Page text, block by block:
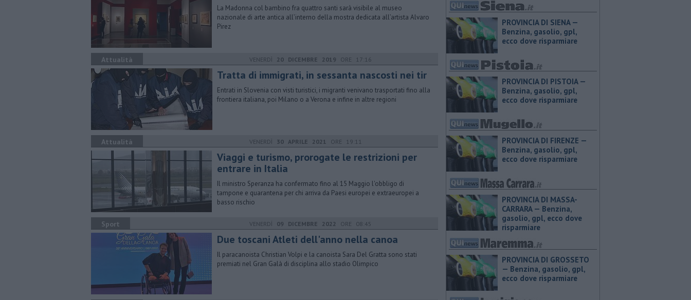
La Madonna col bambino fra quattro santi sarà visibile al museo
nazionale di arte antica all’interno della mostra dedicata all’artista Alvaro
Pirez
Attualità VENERDÌ 20 DICEMBRE 2019 ORE 17:16
Tratta di immigrati, in sessanta nascosti nei tir
Entrati in Slovenia con visti turistici, i migranti venivano trasportati fino alla
frontiera italiana, poi Milano o a Verona e infine in altre regioni
Attualità VENERDÌ 30 APRILE 2021 ORE 19:11
Viaggi e turismo, prorogate le restrizioni per
entrare in Italia
Il ministro Speranza ha confermato fino al 15 Maggio l'obbligo di
tampone e quarantena per chi arriva da Paesi europei e extraeuropei a
basso rischio
Sport VENERDÌ 09 DICEMBRE 2022 ORE 08:45
Due toscani Atleti dell'anno nella canoa
Il paracanoista Christian Volpi e la canoista Sara Del Gratta sono stati
premiati nel Gran Galà di disciplina allo stadio Olimpico
PROVINCIA DI SIENA — ​
Benzina, gasolio, gpl,
ecco dove risparmiare
PROVINCIA DI PISTOIA — ​
Benzina, gasolio, gpl,
ecco dove risparmiare
PROVINCIA DI FIRENZE — ​
Benzina, gasolio, gpl,
ecco dove risparmiare
PROVINCIA DI MASSA-
CARRARA — ​Benzina,
gasolio, gpl, ecco dove
risparmiare
PROVINCIA DI GROSSETO
— ​Benzina, gasolio, gpl,
ecco dove risparmiare